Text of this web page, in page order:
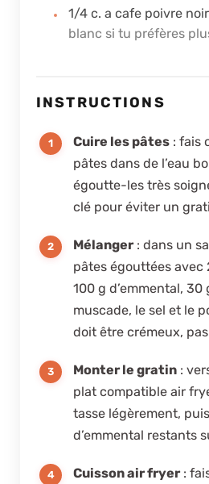
1/4 c. a cafe poivre
blanc si tu préfères
INSTRUCTIONS
Cuire les pâtes : fais
pâtes dans de l’eau
égoutte-les très
clé pour éviter un
Mélanger: dans un
pâtes égouttées avec
100 g d’emmental, 30
muscade, le sel et le
doit être crémeux,
Monter le gratin :
plat compatible air
tasse légèrement,
d’emmental restants
Cuisson air fryer: